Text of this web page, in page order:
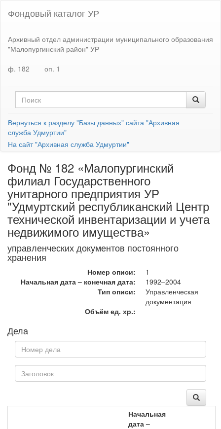
Фондовый каталог УР
Архивный отдел администрации муниципального образования
"Малопургинский район" УР
ф. 182
оп. 1
Вернуться к разделу "Базы данных" сайта "Архивная
служба Удмуртии"
На сайт "Архивная служба Удмуртии"
Фонд № 182 «Малопургинский
филиал Государственного
унитарного предприятия УР
"Удмуртский республиканский Центр
технической инвентаризации и учета
недвижимого имущества»
управленческих документов постоянного
хранения
Номер описи:
1
Начальная дата – конечная дата:
1992–2004
Тип описи:
Управленческая
документация
Объём ед. хр.:
Дела
Начальная
дата –